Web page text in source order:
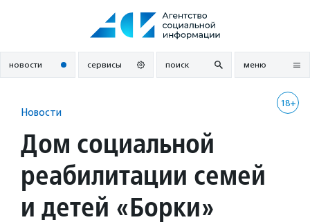
новости сервисы поиск меню
18+
Новости
Дом социальной
реабилитации семей
и детей «Борки»